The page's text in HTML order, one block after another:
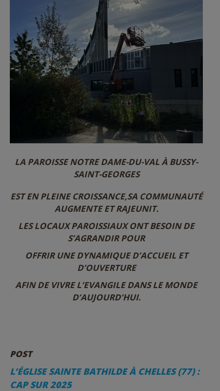
LA PAROISSE NOTRE DAME-DU-VAL À BUSSY-
SAINT-GEORGES
EST EN PLEINE CROISSANCE,SA COMMUNAUTÉ
AUGMENTE ET RAJEUNIT.
LES LOCAUX PAROISSIAUX ONT BESOIN DE
S’AGRANDIR POUR
OFFRIR UNE DYNAMIQUE D’ACCUEIL ET
D’OUVERTURE
AFIN DE VIVRE L’EVANGILE DANS LE MONDE
D’AUJOURD’HUI.
POST
L’ÉGLISE SAINTE BATHILDE À CHELLES (77) :
CAP SUR 2025